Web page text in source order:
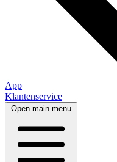
App
Klantenservice
Open main menu